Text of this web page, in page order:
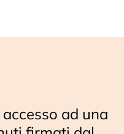
ad una